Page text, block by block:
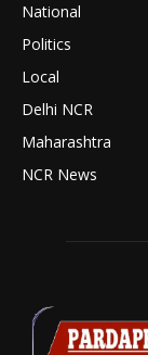
National
Politics
Local
Delhi NCR
Maharashtra
NCR News